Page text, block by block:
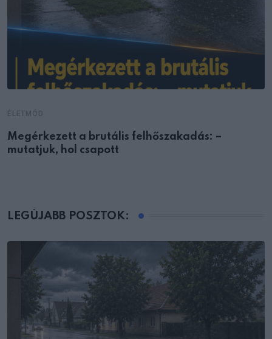
Megérkezett a brutális felhőszakadás: –
mutatjuk, hol csapott
LEGÚJABB POSZTOK: